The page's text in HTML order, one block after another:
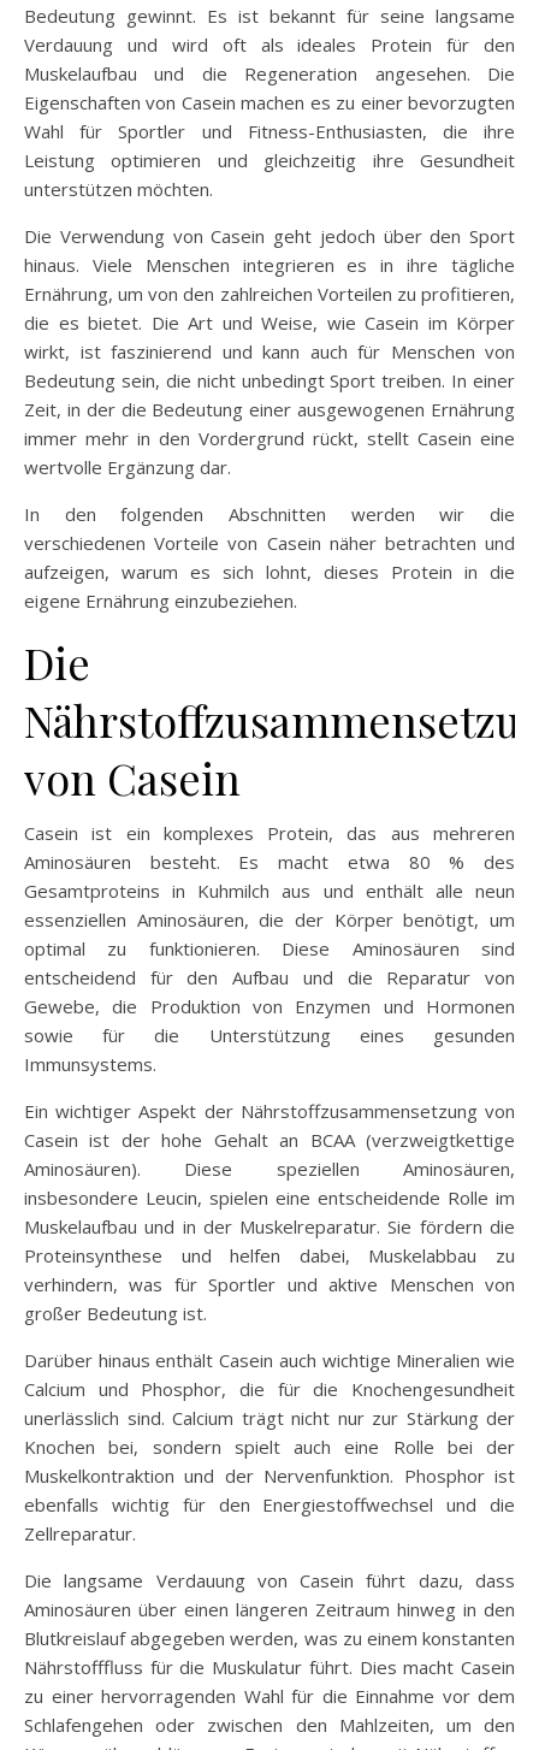
Bedeutung gewinnt. Es ist bekannt für seine langsame
Verdauung und wird oft als ideales Protein für den
Muskelaufbau und die Regeneration angesehen. Die
Eigenschaften von Casein machen es zu einer bevorzugten
Wahl für Sportler und Fitness-Enthusiasten, die ihre
Leistung optimieren und gleichzeitig ihre Gesundheit
unterstützen möchten.
Die Verwendung von Casein geht jedoch über den Sport
hinaus. Viele Menschen integrieren es in ihre tägliche
Ernährung, um von den zahlreichen Vorteilen zu profitieren,
die es bietet. Die Art und Weise, wie Casein im Körper
wirkt, ist faszinierend und kann auch für Menschen von
Bedeutung sein, die nicht unbedingt Sport treiben. In einer
Zeit, in der die Bedeutung einer ausgewogenen Ernährung
immer mehr in den Vordergrund rückt, stellt Casein eine
wertvolle Ergänzung dar.
In den folgenden Abschnitten werden wir die
verschiedenen Vorteile von Casein näher betrachten und
aufzeigen, warum es sich lohnt, dieses Protein in die
eigene Ernährung einzubeziehen.
Die
von Casein
Casein ist ein komplexes Protein, das aus mehreren
Aminosäuren besteht. Es macht etwa 80 % des
Gesamtproteins in Kuhmilch aus und enthält alle neun
essenziellen Aminosäuren, die der Körper benötigt, um
optimal zu funktionieren. Diese Aminosäuren sind
entscheidend für den Aufbau und die Reparatur von
Gewebe, die Produktion von Enzymen und Hormonen
sowie für die Unterstützung eines gesunden
Immunsystems.
Ein wichtiger Aspekt der Nährstoffzusammensetzung von
Casein ist der hohe Gehalt an BCAA (verzweigtkettige
Aminosäuren). Diese speziellen Aminosäuren,
insbesondere Leucin, spielen eine entscheidende Rolle im
Muskelaufbau und in der Muskelreparatur. Sie fördern die
Proteinsynthese und helfen dabei, Muskelabbau zu
verhindern, was für Sportler und aktive Menschen von
großer Bedeutung ist.
Darüber hinaus enthält Casein auch wichtige Mineralien wie
Calcium und Phosphor, die für die Knochengesundheit
unerlässlich sind. Calcium trägt nicht nur zur Stärkung der
Knochen bei, sondern spielt auch eine Rolle bei der
Muskelkontraktion und der Nervenfunktion. Phosphor ist
ebenfalls wichtig für den Energiestoffwechsel und die
Zellreparatur.
Die langsame Verdauung von Casein führt dazu, dass
Aminosäuren über einen längeren Zeitraum hinweg in den
Blutkreislauf abgegeben werden, was zu einem konstanten
Nährstofffluss für die Muskulatur führt. Dies macht Casein
zu einer hervorragenden Wahl für die Einnahme vor dem
Schlafengehen oder zwischen den Mahlzeiten, um den